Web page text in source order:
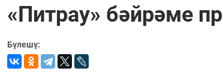
«Питрау» бәйрәме
Бүлешү: